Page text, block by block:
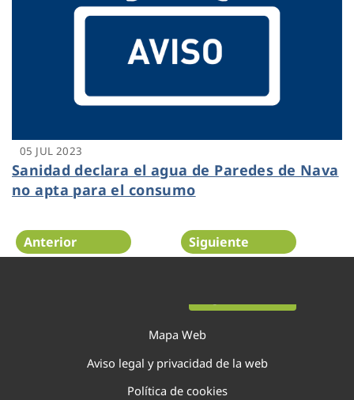
05 JUL 2023
Sanidad declara el agua de Paredes de Nava
no apta para el consumo
Anterior Siguiente
Mapa Web
Aviso legal y privacidad de la web
Política de cookies